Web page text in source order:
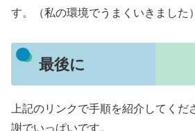
す。（私の環境でうまくいきました）
最後に
上記のリンクで手順を紹介してく
謝でいっぱいです。